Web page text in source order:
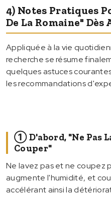
4) Notes Pratiques
De La Romaine"
Appliquée à la vie
recherche se résume
quelques astuces
les recommandations
① D'abord, "ne Pas
Couper"
Ne lavez pas et ne coupez
augmente l'humidité, et
accélérant ainsi la